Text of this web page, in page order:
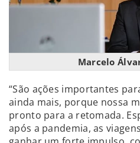
Marcelo
“São ações importantes
ainda mais, porque nossa
pronto para a retomada.
após a pandemia, as